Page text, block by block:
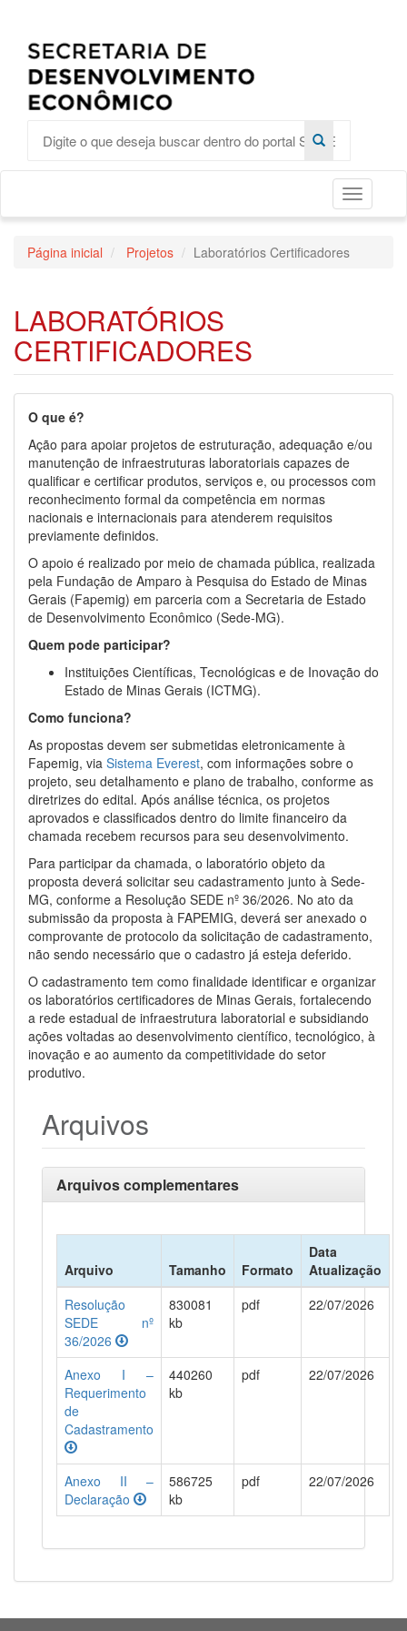
Toggle
Página inicial Projetos Laboratórios Certificadores
LABORATÓRIOS
CERTIFICADORES
O que é?
Ação para apoiar projetos de estruturação, adequação e/ou
manutenção de infraestruturas laboratoriais capazes de
qualificar e certificar produtos, serviços e, ou processos com
reconhecimento formal da competência em normas
nacionais e internacionais para atenderem requisitos
previamente definidos.
O apoio é realizado por meio de chamada pública, realizada
pela Fundação de Amparo à Pesquisa do Estado de Minas
Gerais (Fapemig) em parceria com a Secretaria de Estado
de Desenvolvimento Econômico (Sede-MG).
Quem pode participar?
Instituições Científicas, Tecnológicas e de Inovação do
Estado de Minas Gerais (ICTMG).
Como funciona?
As propostas devem ser submetidas eletronicamente à
Fapemig, via Sistema Everest, com informações sobre o
projeto, seu detalhamento e plano de trabalho, conforme as
diretrizes do edital. Após análise técnica, os projetos
aprovados e classificados dentro do limite financeiro da
chamada recebem recursos para seu desenvolvimento.
Para participar da chamada, o laboratório objeto da
proposta deverá solicitar seu cadastramento junto à Sede-
MG, conforme a Resolução SEDE nº 36/2026. No ato da
submissão da proposta à FAPEMIG, deverá ser anexado o
comprovante de protocolo da solicitação de cadastramento,
não sendo necessário que o cadastro já esteja deferido.
O cadastramento tem como finalidade identificar e organizar
os laboratórios certificadores de Minas Gerais, fortalecendo
a rede estadual de infraestrutura laboratorial e subsidiando
ações voltadas ao desenvolvimento científico, tecnológico, à
inovação e ao aumento da competitividade do setor
produtivo.
Arquivos
Arquivos complementares
Arquivo Tamanho Formato
Data
Atualização
Resolução
SEDE nº
36/2026
830081
kb
pdf 22/07/2026
Anexo I –
Requerimento
de
Cadastramento
440260
kb
pdf 22/07/2026
Anexo II –
Declaração
586725
kb
pdf 22/07/2026